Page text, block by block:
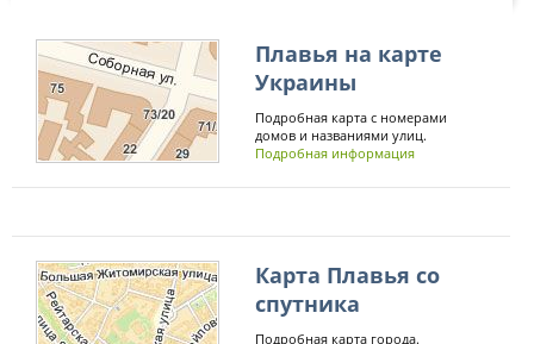
Плавья на карте
Украины
Подробная карта с номерами
домов и названиями улиц.
Подробная информация
Карта Плавья со
спутника
Подробная карта города.